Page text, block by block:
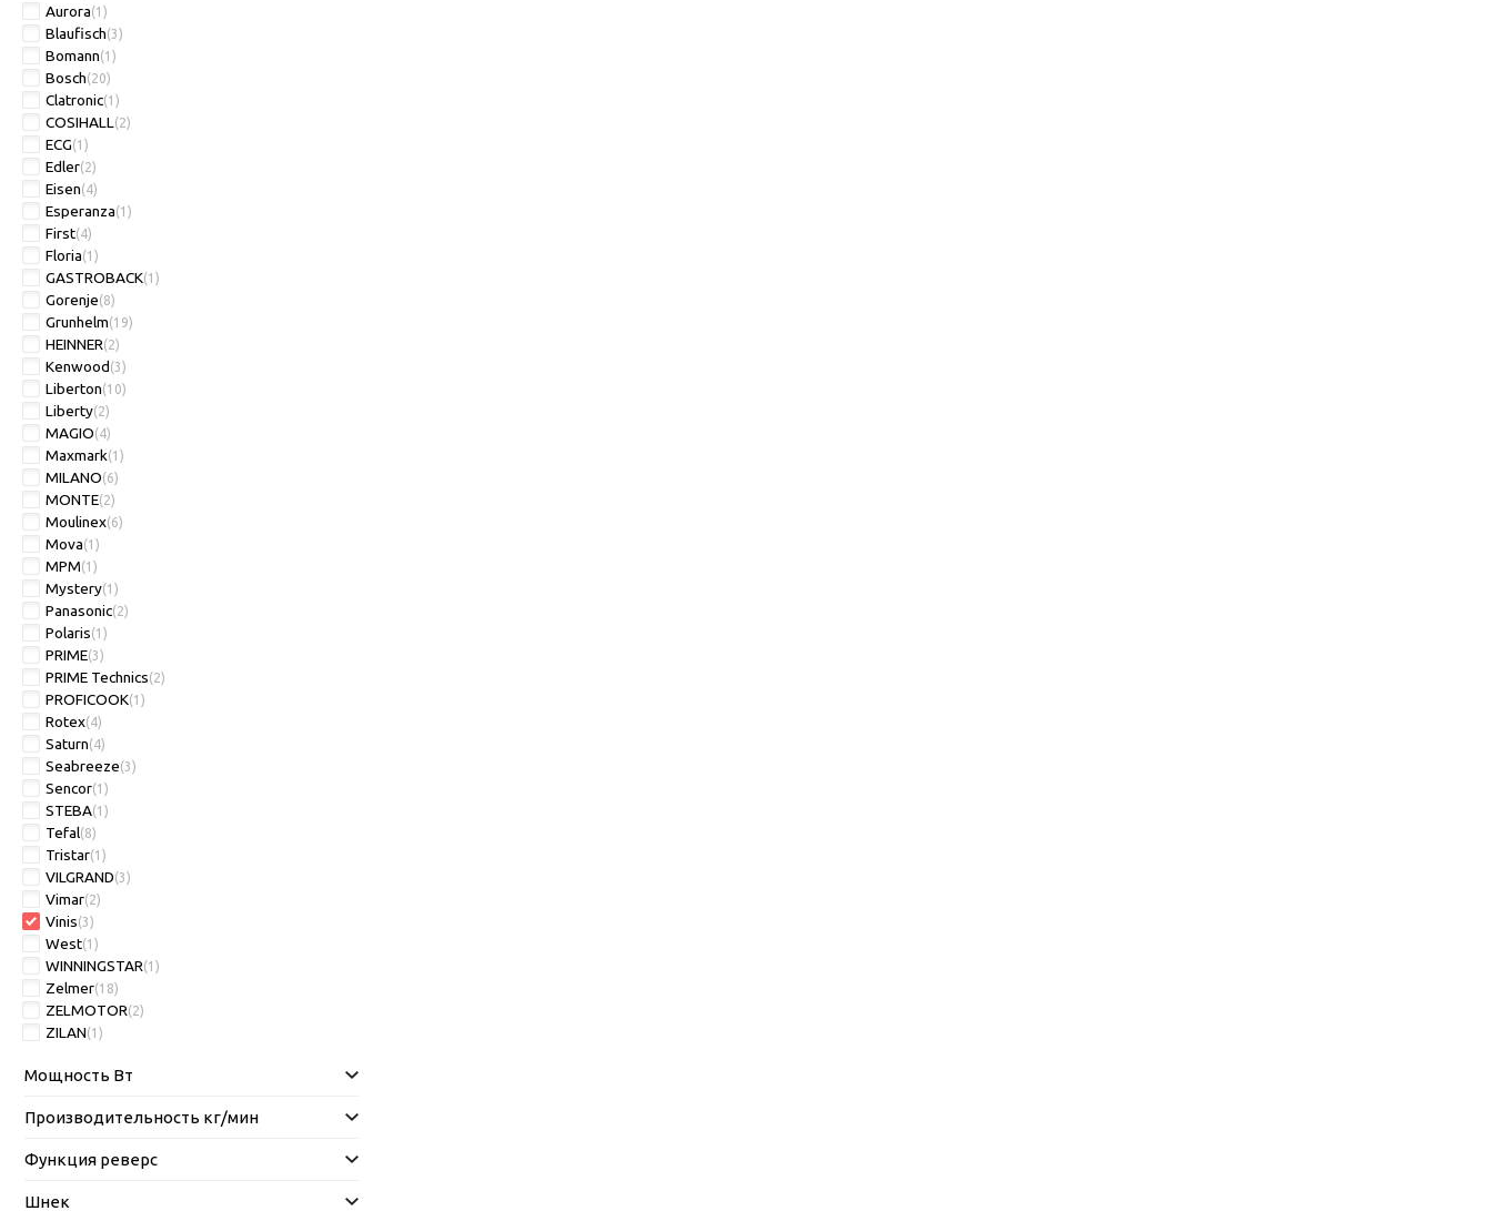
Aurora(1)
Blaufisch(3)
Bomann(1)
Bosch(20)
Clatronic(1)
COSIHALL(2)
ECG(1)
Edler(2)
Eisen(4)
Esperanza(1)
First(4)
Floria(1)
GASTROBACK(1)
Gorenje(8)
Grunhelm(19)
HEINNER(2)
Kenwood(3)
Liberton(10)
Liberty(2)
MAGIO(4)
Maxmark(1)
MILANO(6)
MONTE(2)
Moulinex(6)
Mova(1)
MPM(1)
Mystery(1)
Panasonic(2)
Polaris(1)
PRIME(3)
PRIME Technics(2)
PROFICOOK(1)
Rotex(4)
Saturn(4)
Seabreeze(3)
Sencor(1)
STEBA(1)
Tefal(8)
Tristar(1)
VILGRAND(3)
Vimar(2)
Vinis(3)
West(1)
WINNINGSTAR(1)
Zelmer(18)
ZELMOTOR(2)
ZILAN(1)
Мощность Вт
Производительность кг/мин
Функция реверс
Шнек